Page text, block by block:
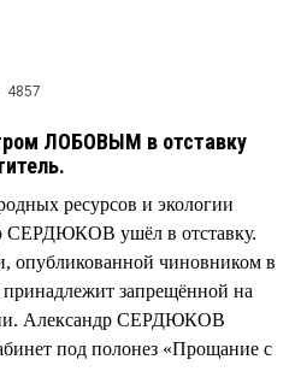
4857
ЛОБОВЫМ в отставку
ресурсов и экологии
СЕРДЮКОВ ушёл в отставку.
опубликованной чиновником в
принадлежит запрещённой на
Александр СЕРДЮКОВ
под полонез «Прощание с